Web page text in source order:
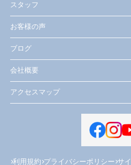
スタッフ
お客様の声
ブログ
会社概要
アクセスマップ
利用規約 プライバシーポリシー サ